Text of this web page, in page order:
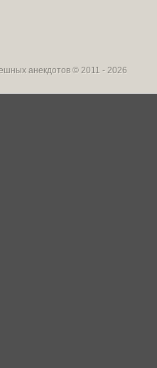
анекдотов © 2011 - 2026